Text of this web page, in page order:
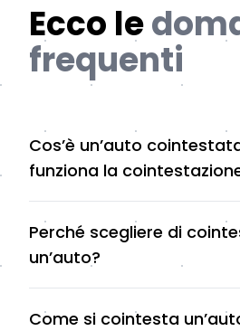
Ecco le
frequenti
Cos’è un’auto
funziona la
Perché scegliere di
un’auto?
Come si cointesta